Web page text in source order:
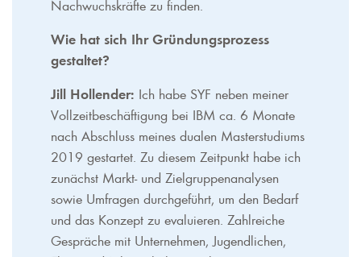
Nachwuchskräfte zu finden.
Wie hat sich Ihr Gründungsprozess
gestaltet?
Jill Hollender: Ich habe SYF neben meiner
Vollzeitbeschäftigung bei IBM ca. 6 Monate
nach Abschluss meines dualen Masterstudiums
2019 gestartet. Zu diesem Zeitpunkt habe ich
zunächst Markt- und Zielgruppenanalysen
sowie Umfragen durchgeführt, um den Bedarf
und das Konzept zu evaluieren. Zahlreiche
Gespräche mit Unternehmen, Jugendlichen,